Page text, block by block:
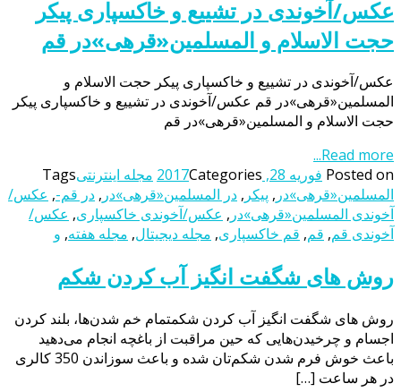
عکس/آخوندی در تشییع و خاکسپاری پیکر
حجت الاسلام و المسلمین«قرهی»در قم
عکس/آخوندی در تشییع و خاکسپاری پیکر حجت الاسلام و
المسلمین«قرهی»در قم عکس/آخوندی در تشییع و خاکسپاری پیکر
حجت الاسلام و المسلمین«قرهی»در قم
Read more...
Posted on فوریه 28, 2017 Categories مجله اینترنتیTags
المسلمین«قرهی»در , پیکر , در المسلمین«قرهی»در , در قم-, عکس/
آخوندی المسلمین«قرهی»در , عکس/آخوندی خاکسپاری, عکس/
آخوندی قم, قم, قم خاکسپاری, مجله دیجیتال, مجله هفته, و
روش های شگفت انگیز آب کردن شکم
روش های شگفت انگیز آب کردن شکمتمام خم شدن‌ها، بلند کردن
اجسام و چرخیدن‌هایی که حین مراقبت از باغچه انجام می‌دهید
باعث خوش فرم شدن شکم‌تان شده و باعث سوزاندن 350 کالری
در هر ساعت […]